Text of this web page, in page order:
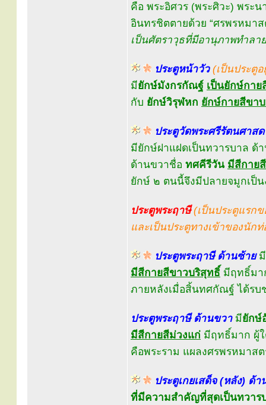
คือ พระอิศวร (พระศิวะ) พระ
อินทรชิตตายด้วย “ศรพรหมา
เป็นศัตราวุธที่มีอานุภาพทำลา
ประตูหน้าวัว (เป็นประตู
มียักษ์มังกรกัณฐ์ เป็นยักษ์กาย
กับ ยักษ์วิรุฬหก ยักษ์กายสีขา
ประตูวัดพระศรีรัตนศาส
มียักษ์ฝาแฝดเป็นทวารบาล ด้
ด้านขวาชื่อ ทศคีรีวัน มีสีกาย
ยักษ์ ๒ ตนนี้จึงมีปลายจมูกเป็น
ประตูพระฤาษี(เป็นประตูแรก
และเป็นประตูทางเข้าของนักท่
ประตูพระฤาษี ด้านซ้าย มี
มีสีกายสีขาวบริสุทธิ์ มีฤทธิ์มา
ภายหลังเมื่อสิ้นทศกัณฐ์ ได้รบ
ประตูพระฤาษี ด้านขวา มียักษ์
มีสีกายสีม่วงแก่ มีฤทธิ์มาก ผู้
คือพระราม แผลงศรพรหมาสต
ประตูเกยเสด็จ (หลัง) ด้า
ที่มีความสำคัญที่สุดเป็นทวาร